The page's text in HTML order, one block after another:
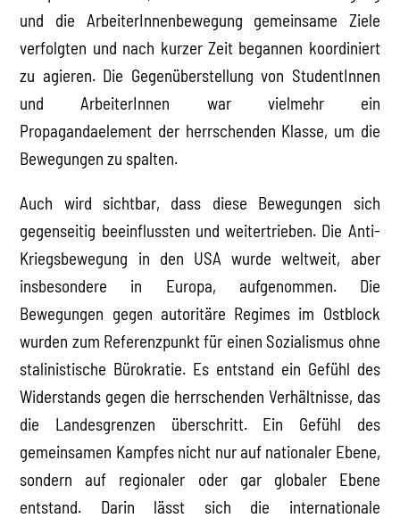
und die ArbeiterInnenbewegung gemeinsame Ziele
verfolgten und nach kurzer Zeit begannen koordiniert
zu agieren. Die Gegenüberstellung von StudentInnen
und ArbeiterInnen war vielmehr ein
Propagandaelement der herrschenden Klasse, um die
Bewegungen zu spalten.
Auch wird sichtbar, dass diese Bewegungen sich
gegenseitig beeinflussten und weitertrieben. Die Anti-
Kriegsbewegung in den USA wurde weltweit, aber
insbesondere in Europa, aufgenommen. Die
Bewegungen gegen autoritäre Regimes im Ostblock
wurden zum Referenzpunkt für einen Sozialismus ohne
stalinistische Bürokratie. Es entstand ein Gefühl des
Widerstands gegen die herrschenden Verhältnisse, das
die Landesgrenzen überschritt. Ein Gefühl des
gemeinsamen Kampfes nicht nur auf nationaler Ebene,
sondern auf regionaler oder gar globaler Ebene
entstand. Darin lässt sich die internationale